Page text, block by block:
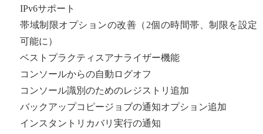
IPv6サポート
帯域制限オプションの改善（2個の時間帯、制限を設定
可能に）
ベストプラクティスアナライザー機能
コンソールからの自動ログオフ
コンソール識別のためのレジストリ追加
バックアップコピージョブの通知オプション追加
インスタントリカバリ実行の通知